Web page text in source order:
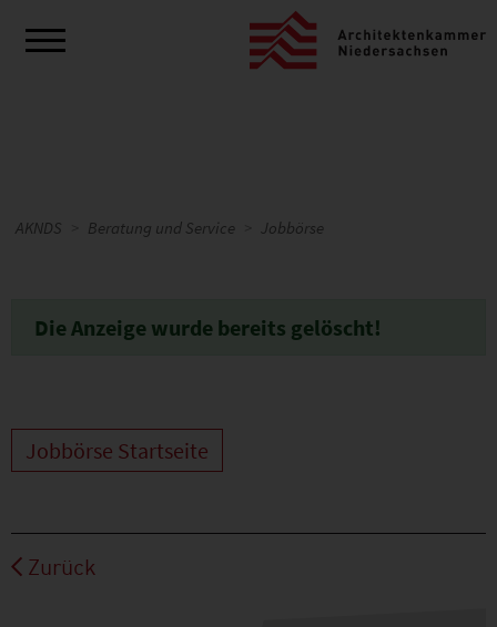
AKNDS Beratung und Service Jobbörse
Die Anzeige wurde bereits gelöscht!
Jobbörse Startseite
Zurück